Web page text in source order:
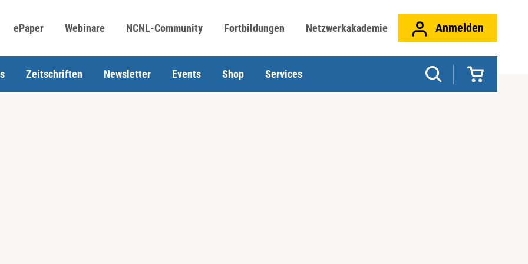
ePaper Webinare NCNL-Community Fortbildungen Netzwerkakademie Anmelden
Zeitschriften Newsletter Events Shop Services